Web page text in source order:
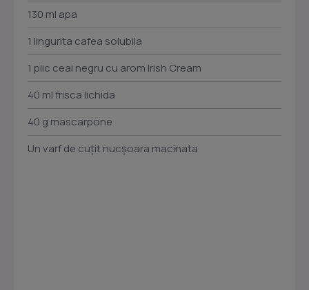
130 ml apa
1 lingurita cafea solubila
1 plic ceai negru cu arom Irish Cream
40 ml frisca lichida
40 g mascarpone
Un varf de cuțit nucșoara macinata